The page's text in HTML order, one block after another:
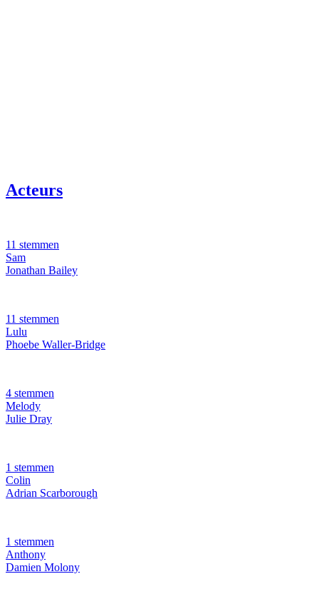
Acteurs
11 stemmen
Sam
Jonathan Bailey
11 stemmen
Lulu
Phoebe Waller-Bridge
4 stemmen
Melody
Julie Dray
1 stemmen
Colin
Adrian Scarborough
1 stemmen
Anthony
Damien Molony